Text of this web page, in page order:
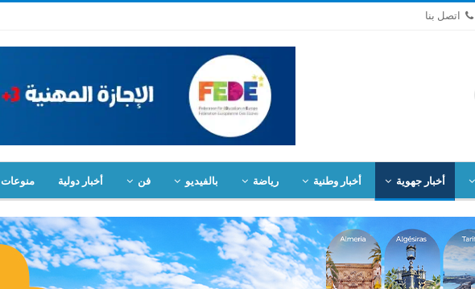
اتصل بنا
أخبار جهوية أخبار وطنية رياضة بالفيديو فن أخبار دولية منوعات